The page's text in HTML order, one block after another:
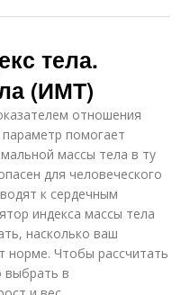
тела.
(ИМТ)
отношения
помогает
массы тела в ту
для человеческого
к сердечным
индекса массы тела
насколько ваш
норме. Чтобы рассчитать
выбрать в